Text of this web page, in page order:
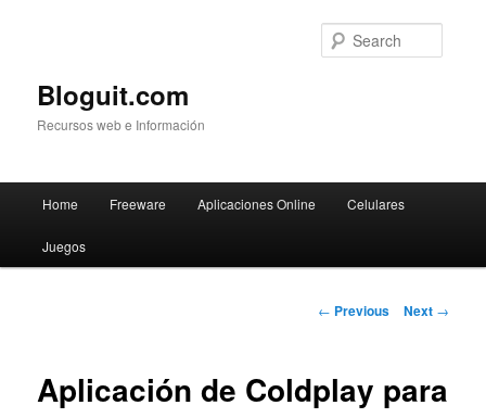
Bloguit.com
Recursos web e Información
Skip
to
Home Freeware Aplicaciones Online Celulares
Juegos
Post
← Previous Next →
Aplicación de Coldplay para